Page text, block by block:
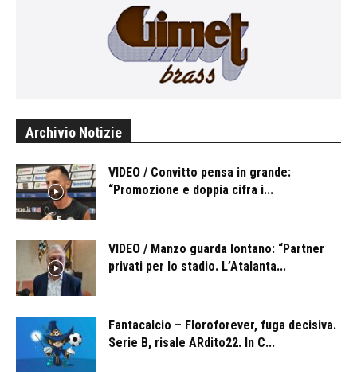
Archivio Notizie
VIDEO / Convitto pensa in grande:
“Promozione e doppia cifra i...
VIDEO / Manzo guarda lontano: “Partner
privati per lo stadio. L’Atalanta...
Fantacalcio – Floroforever, fuga decisiva.
Serie B, risale ARdito22. In C...